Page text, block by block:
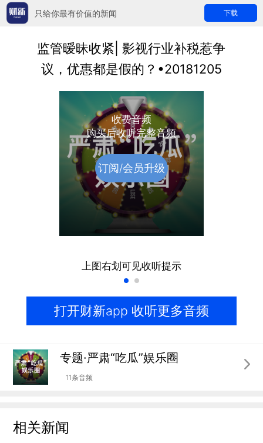
只给你最有价值的新闻 下载
监管暧昧收紧| 影视行业补税惹争
议，优惠都是假的？•20181205
收费音频
购买后收听完整音频
订阅/会员升级
上图右划可见收听提示
打开财新app 收听更多音频
专题·严肃“吃瓜”娱乐圈
11条音频
相关新闻